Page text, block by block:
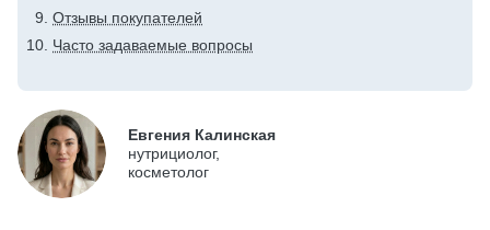
Отзывы покупателей
Часто задаваемые вопросы
Евгения Калинская
нутрициолог,
косметолог